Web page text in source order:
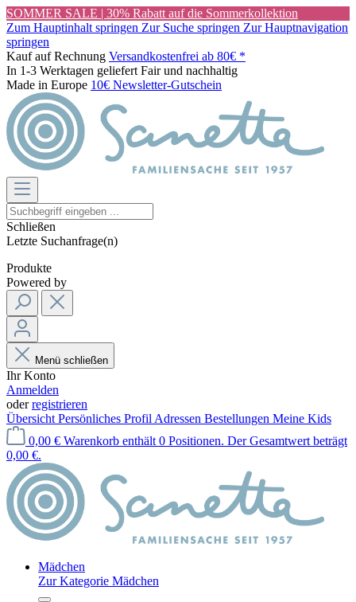
SOMMER SALE | 30% Rabatt auf die Sommerkollektion
Zum Hauptinhalt springen Zur Suche springen Zur Hauptnavigation
springen
Kauf auf Rechnung Versandkostenfrei ab 80€ *
In 1-3 Werktagen geliefert Fair und nachhaltig
Made in Europe 10€ Newsletter-Gutschein
Schließen
Letzte Suchanfrage(n)
Produkte
Powered by
Menü schließen
Ihr Konto
Anmelden
oderregistrieren
Übersicht Persönliches Profil Adressen Bestellungen Meine Kids
0,00 € Warenkorb enthält 0 Positionen. Der Gesamtwert beträgt
0,00 €.
Mädchen
Zur Kategorie Mädchen